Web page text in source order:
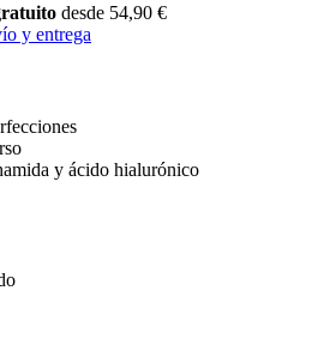
desde 54,90 €
y entrega
y ácido hialurónico